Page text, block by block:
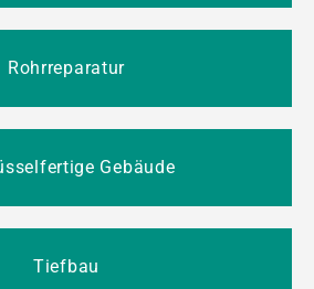
Rohrreparatur
Gebäude
Tiefbau